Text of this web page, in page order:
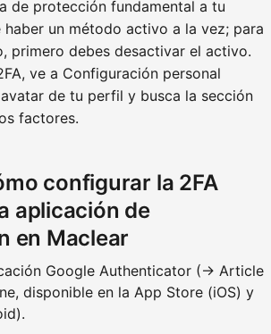
de protección fundamental a tu
haber un método activo a la vez; para
primero debes desactivar el activo.
ve a Configuración personal
de tu perfil y busca la sección
factores.
configurar la 2FA
aplicación de
en Maclear
Google Authenticator (→ Article
disponible en la App Store (iOS) y